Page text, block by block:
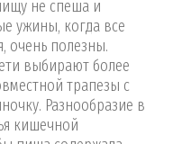
не спеша и
ужины, когда все
очень полезны.
выбирают более
трапезы с
Разнообразие в
кишечной